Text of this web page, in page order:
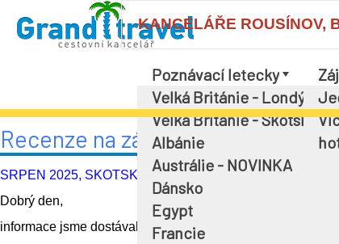
KANCELÁŘE ROUSÍNOV,
Poznávací letecky
Velká Británie - Londýn a
Velká Británie - Skotsko
Albánie
Austrálie - NOVINKA
Dánsko
Egypt
Francie
Recenze na zájezd, průvodce
SRPEN 2025, SKOTSKO, MILITARY TATTOO
Dobrý den,
informace jsme dostávali s dostatečným předstihem. Sraz